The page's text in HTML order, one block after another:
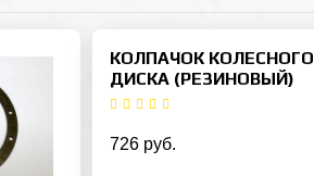
КОЛПАЧОК КОЛЕСНОГО
ДИСКА (РЕЗИНОВЫЙ)
726 руб.